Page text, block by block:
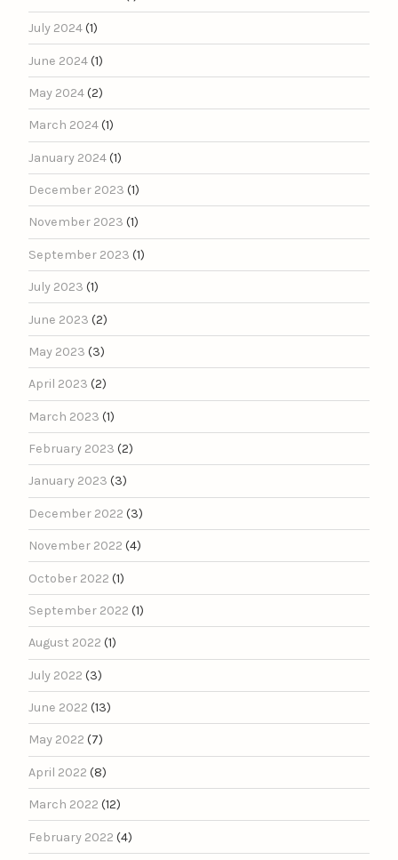
July 2024(1)
June 2024(1)
May 2024(2)
March 2024(1)
January 2024(1)
December 2023 (1)
November 2023 (1)
September 2023 (1)
July 2023 (1)
June 2023 (2)
May 2023 (3)
April 2023 (2)
March 2023 (1)
February 2023 (2)
January 2023 (3)
December 2022 (3)
November 2022 (4)
October 2022 (1)
September 2022 (1)
August 2022 (1)
July 2022 (3)
June 2022 (13)
May 2022 (7)
April 2022 (8)
March 2022 (12)
February 2022 (4)